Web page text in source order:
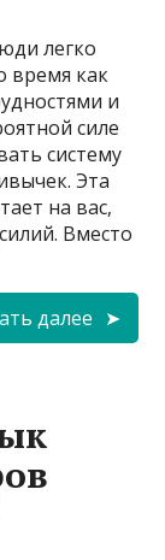
легко
время как
и
силе
систему
Эта
на вас,
Вместо
далее